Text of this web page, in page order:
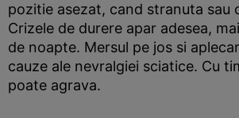
pozitie asezat, cand stranuta sau
Crizele de durere apar adesea,
de noapte. Mersul pe jos si
cauze ale nevralgiei sciatice. Cu
poate agrava.